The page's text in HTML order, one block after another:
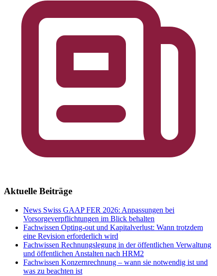
Aktuelle Beiträge
News Swiss GAAP FER 2026: Anpassungen bei
Vorsorgeverpflichtungen im Blick behalten
Fachwissen Opting-out und Kapitalverlust: Wann trotzdem
eine Revision erforderlich wird
Fachwissen Rechnungslegung in der öffentlichen Verwaltung
und öffentlichen Anstalten nach HRM2
Fachwissen Konzernrechnung – wann sie notwendig ist und
was zu beachten ist